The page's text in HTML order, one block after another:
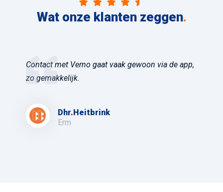
Wat onze klanten zeggen.
Contact met Verno gaat vaak gewoon via de app,
zo gemakkelijk.
Dhr.Heitbrink
Erm